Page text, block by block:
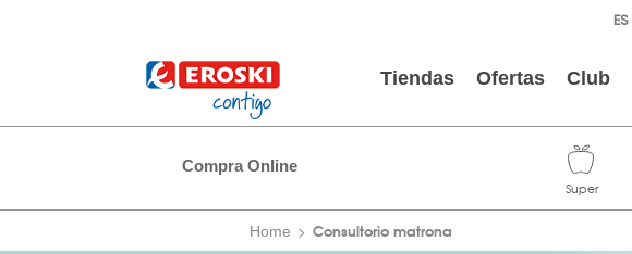
Tiendas Ofertas Club
Compra Online
Home Consultorio matrona